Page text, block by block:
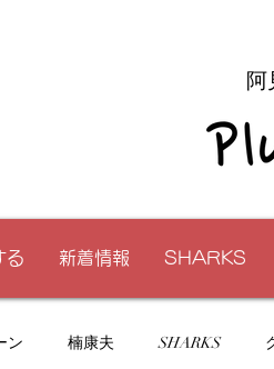
阿
る 新着情報 SHARKS
ン 楠康夫 SHARKS